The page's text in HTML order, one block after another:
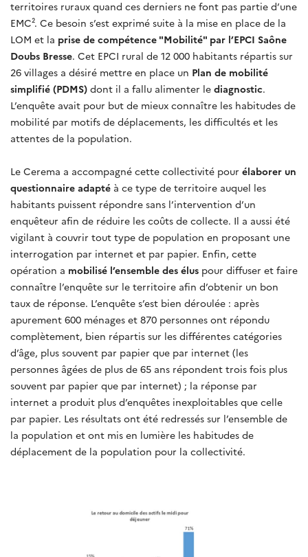
territoires ruraux quand ces derniers ne font pas partie d’une
EMC². Ce besoin s’est exprimé suite à la mise en place de la
LOM et la prise de compétence "Mobilité" par l’EPCI Saône
Doubs Bresse. Cet EPCI rural de 12 000 habitants répartis sur
26 villages a désiré mettre en place un Plan de mobilité
simplifié (PDMS) dont il a fallu alimenter le diagnostic.
L’enquête avait pour but de mieux connaître les habitudes de
mobilité par motifs de déplacements, les difficultés et les
attentes de la population.
Le Cerema a accompagné cette collectivité pour élaborer un
questionnaire adapté à ce type de territoire auquel les
habitants puissent répondre sans l’intervention d’un
enquêteur afin de réduire les coûts de collecte. Il a aussi été
vigilant à couvrir tout type de population en proposant une
interrogation par internet et par papier. Enfin, cette
opération a mobilisé l’ensemble des élus pour diffuser et faire
connaître l’enquête sur le territoire afin d’obtenir un bon
taux de réponse. L’enquête s’est bien déroulée : après
apurement 600 ménages et 870 personnes ont répondu
complètement, bien répartis sur les différentes catégories
d’âge, plus souvent par papier que par internet (les
personnes âgées de plus de 65 ans répondent trois fois plus
souvent par papier que par internet) ; la réponse par
internet a produit plus d’enquêtes inexploitables que celle
par papier. Les résultats ont été redressés sur l’ensemble de
la population et ont mis en lumière les habitudes de
déplacement de la population pour la collectivité.